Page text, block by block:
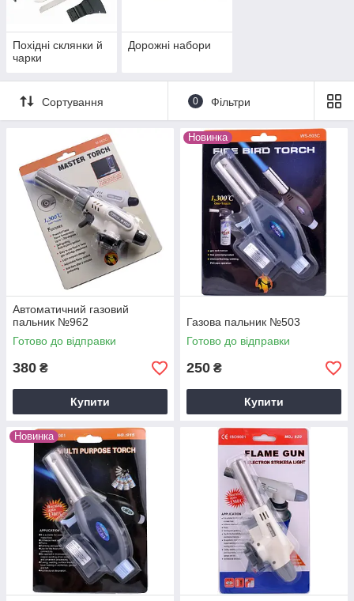
Похідні склянки й
чарки
Дорожні набори
Сортування 0 Фільтри
Автоматичний газовий
пальник №962
Готово до відправки
380 ₴
Купити
Новинка
Газова пальник №503
Готово до відправки
250 ₴
Купити
Новинка